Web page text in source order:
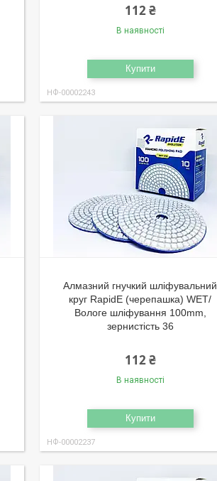
112 ₴
В наявності
Купити
НФ-00002243
Алмазний гнучкий шліфувальний
круг RapidE (черепашка) WET/
Вологе шліфування 100mm,
зернистість 36
112 ₴
В наявності
Купити
НФ-00002237